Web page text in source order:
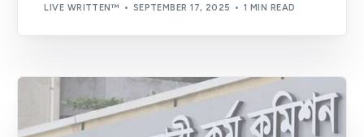
LIVE WRITTEN™ SEPTEMBER 17, 2025 1 MIN READ